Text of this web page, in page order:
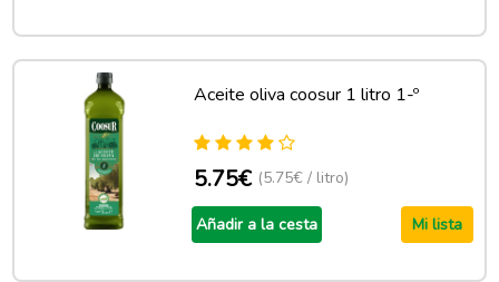
Aceite oliva coosur 1 litro 1-º
5.75€ (5.75€ / litro)
Añadir a la cesta Mi lista